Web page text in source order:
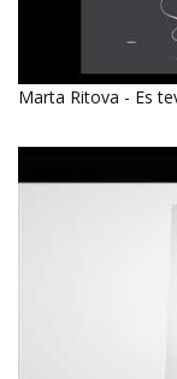
Marta Ritova - Es